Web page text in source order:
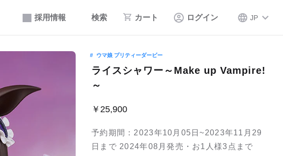
採用情報 検索 カート ログイン JP
ウマ娘 プリティーダービー
ライスシャワー～Make up Vampire!
～
￥25,900
予約期間：2023年10月05日~2023年11月29
日まで 2024年08月発売・お1人様3点まで